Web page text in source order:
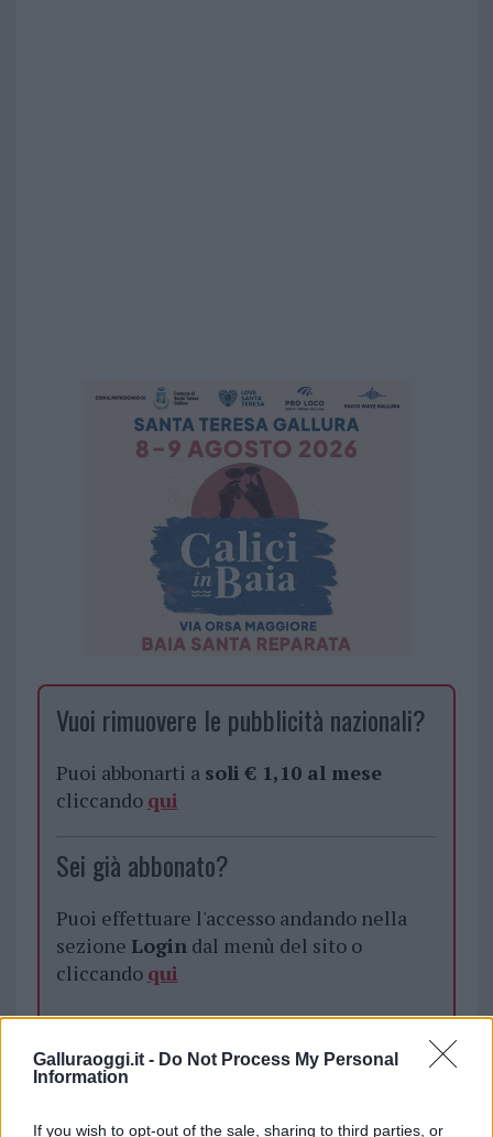
Galluraoggi.it - Do Not Process My Personal
Information
If you wish to opt-out of the sale, sharing to third parties, or
Vuoi rimuovere le pubblicità nazionali?
Puoi abbonarti a soli € 1,10 al mese
cliccando qui
Sei già abbonato?
Puoi effettuare l'accesso andando nella
sezione Logindal menù del sito o
cliccando qui
TEMI: Air Italy Liquidazione Air Italy Olbia